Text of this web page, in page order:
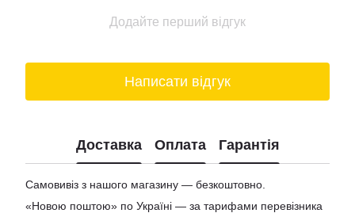
Додайте перший відгук
Написати відгук
Доставка Оплата Гарантія
Самовивіз з нашого магазину — безкоштовно.
«Новою поштою» по Україні — за тарифами перевізника